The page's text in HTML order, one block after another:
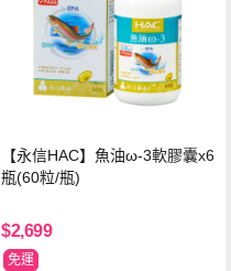
【永信HAC】魚油ω-3軟膠囊x6
瓶(60粒/瓶)
$2,699
免運